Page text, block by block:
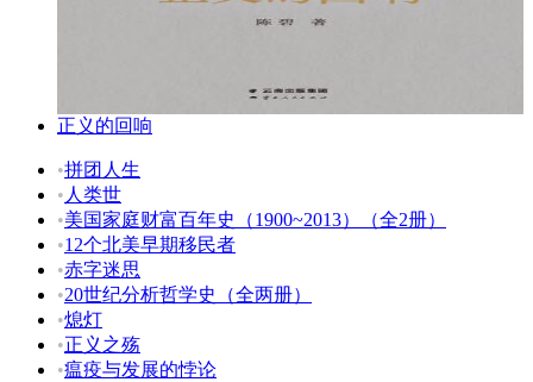
正义的回响
•拼团人生
• 人类世
•美国家庭财富百年史（1900~2013）（全2册）
•12个北美早期移民者
•赤字迷思
•20世纪分析哲学史（全两册）
•熄灯
•正义之殇
•瘟疫与发展的悖论